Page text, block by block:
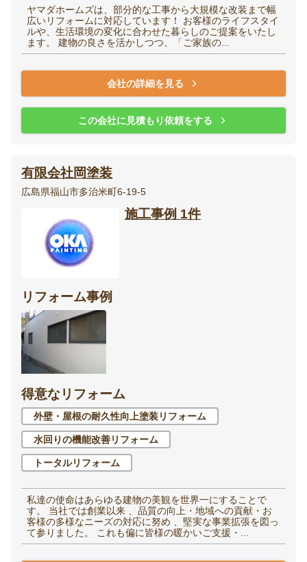
ヤマダホームズは、部分的な工事から大規模な改装まで幅
広いリフォームに対応しています！ お客様のライフスタイ
ルや、生活環境の変化に合わせた暮らしのご提案をいたし
ます。 建物の良さを活かしつつ、「ご家族の...
会社の詳細を見る
この会社に見積もり依頼をする
有限会社岡塗装
広島県福山市多治米町6-19-5
施工事例 1件
リフォーム事例
得意なリフォーム
外壁・屋根の耐久性向上塗装リフォーム
水回りの機能改善リフォーム
トータルリフォーム
私達の使命はあらゆる建物の美観を世界一にすることで
す。 当社では創業以来 、品質の向上・地域への貢献・お
客様の多様なニーズの対応に努め 、堅実な事業拡張を図っ
て参りました。 これも偏に皆様の暖かいご支援・...